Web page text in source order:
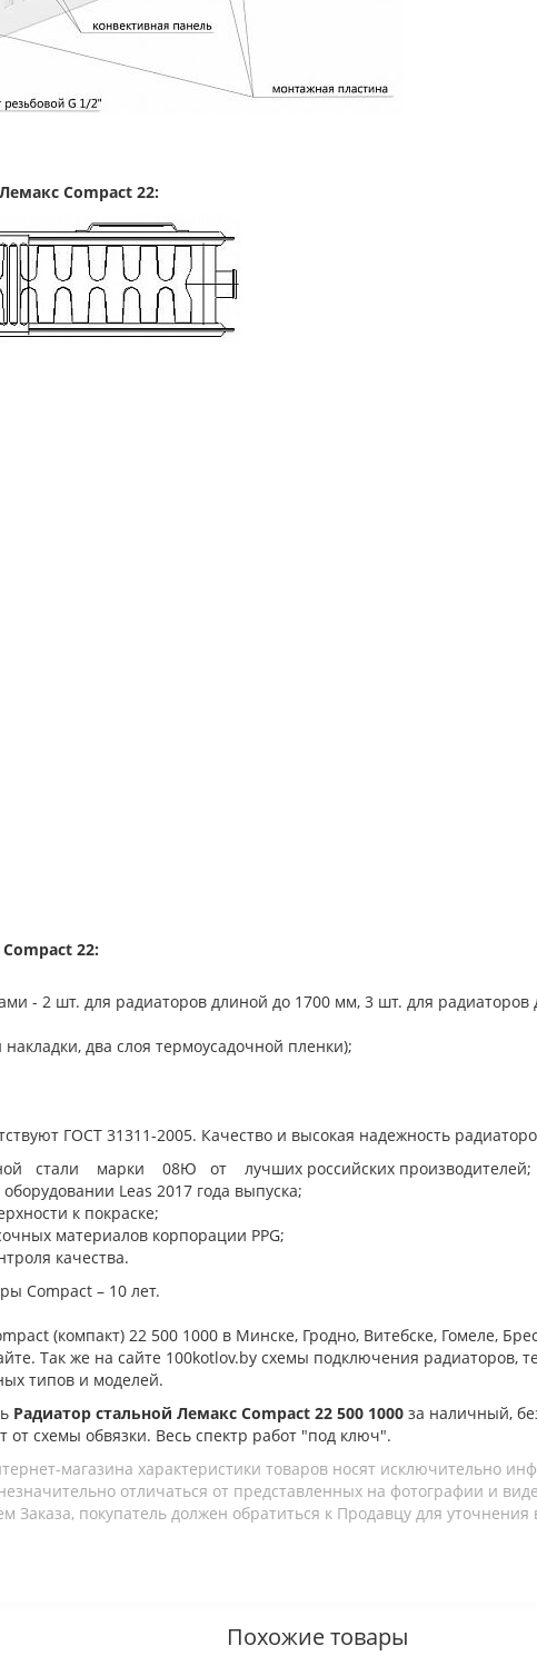
Лемакс Compact 22:
Compact 22:
- 2 шт. для радиаторов длиной до 1700 мм, 3 шт. для
два слоя термоусадочной пленки);
ГОСТ 31311-2005. Качество и высокая надежность
стали марки 08Ю от лучших российских производителей;
Leas 2017 года выпуска;
к покраске;
материалов корпорации PPG;
качества.
Compact – 10 лет.
(компакт) 22 500 1000 в Минске, Гродно, Витебске, Гомеле,
Так же на сайте 100kotlov.by схемы подключения радиаторов,
типов и моделей.
Радиатор стальной Лемакс Compact 22 500 1000 за наличный,
от схемы обвязки. Весь спектр работ "под ключ".
магазина характеристики товаров носят исключительно
отличаться от представленных на фотографии и
Заказа, покупатель должен обратиться к Продавцу для
Похожие товары